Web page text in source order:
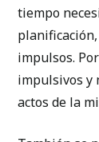
tiempo
impulsos.
impulsivos y
actos de la